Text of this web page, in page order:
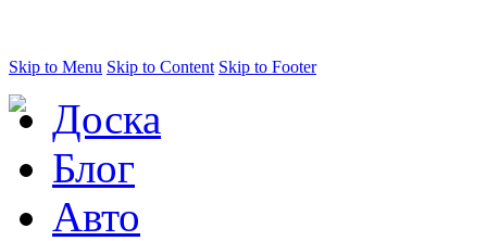
Skip to Menu Skip to Content Skip to Footer
Доска
Блог
Авто